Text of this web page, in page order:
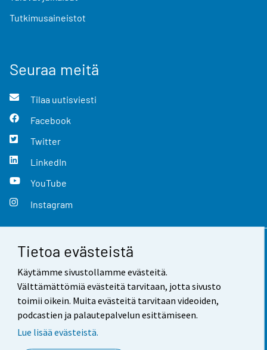
Tietoa evästeistä
Käytämme sivustollamme evästeitä.
Välttämättömiä evästeitä tarvitaan, jotta sivusto
toimii oikein. Muita evästeitä tarvitaan videoiden,
podcastien ja palautepalvelun esittämiseen.
Lue lisää evästeistä.
Tutkimusaineistot
Seuraa meitä
Tilaa uutisviesti
Facebook
Twitter
LinkedIn
YouTube
Instagram
Yhteystiedot
Palaute
Käyttöehdot